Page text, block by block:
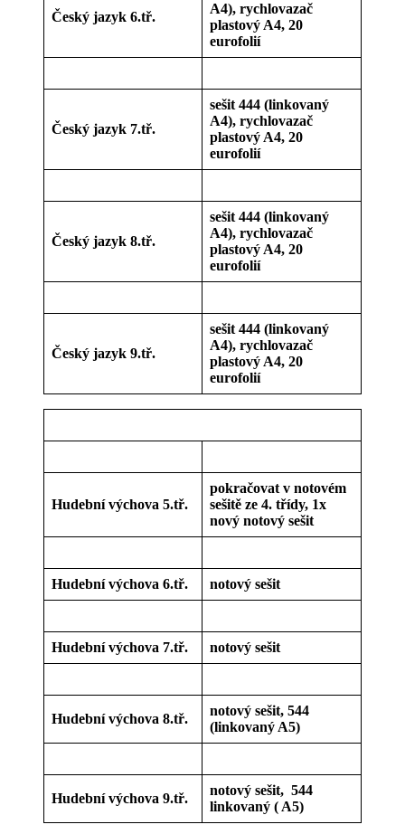
Český jazyk 6.tř.
A4), rychlovazač
plastový A4, 20
eurofolií
Český jazyk 7.tř.
sešit 444 (linkovaný
A4), rychlovazač
plastový A4, 20
eurofolií
Český jazyk 8.tř.
sešit 444 (linkovaný
A4), rychlovazač
plastový A4, 20
eurofolií
Český jazyk 9.tř.
sešit 444 (linkovaný
A4), rychlovazač
plastový A4, 20
eurofolií
Hudební výchova 5.tř.
pokračovat v notovém
sešitě ze 4. třídy, 1x
nový notový sešit
Hudební výchova 6.tř. notový sešit
Hudební výchova 7.tř. notový sešit
Hudební výchova 8.tř.
notový sešit, 544
(linkovaný A5)
Hudební výchova 9.tř.
notový sešit, 544
linkovaný ( A5)